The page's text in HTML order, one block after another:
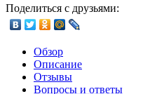
Поделиться с друзьями:
Обзор
Описание
Отзывы
Вопросы и ответы